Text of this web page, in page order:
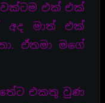
එක් එක්
අද මාත් එක්
ඒතමා මගේ
එකතු වුණ